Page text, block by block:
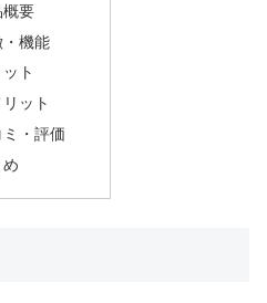
概要
・機能
ト
ット
ミ・評価
め